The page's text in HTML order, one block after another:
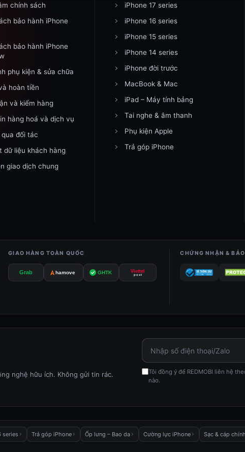
chính sách
bảo hành iPhone
bảo hành iPhone
phụ kiện & sửa chữa
hoàn tiền
và kiểm hàng
hàng hoá và dịch vụ
qua đối tác
dữ liệu khách hàng
giao dịch chung
iPhone 17 series
iPhone 16 series
iPhone 15 series
iPhone 14 series
iPhone đời trước
MacBook & Mac
iPad – Máy tính bảng
Tai nghe & âm thanh
Phụ kiện Apple
Trả góp iPhone
GIAO HÀNG TOÀN QUỐC
Grab hamove GHTK Viettel
post
CHỨNG NHẬN &
nghệ hữu ích. Không gửi tin rác. Tôi đồng ý để REDMOBI liên hệ
nào.
series Trả góp iPhone Ốp lưng – Bao da Cường lực iPhone Sạc & cáp